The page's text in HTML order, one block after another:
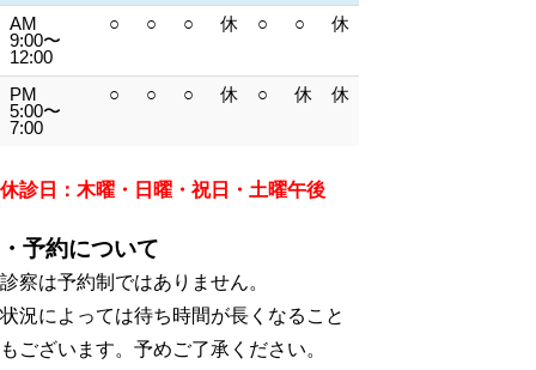
AM
9:00〜
12:00
○ ○ ○ 休 ○ ○ 休
PM
5:00〜
7:00
○ ○ ○ 休 ○ 休 休
休診日：木曜・日曜・祝日・土曜午後
・予約について
診察は予約制ではありません。
状況によっては待ち時間が長くなること
もございます。予めご了承ください。